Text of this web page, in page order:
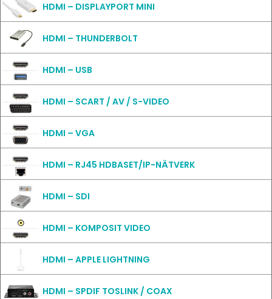
HDMI – DISPLAYPORT MINI
HDMI – THUNDERBOLT
HDMI – USB
HDMI – SCART / AV / S-VIDEO
HDMI – VGA
HDMI – RJ45 HDBASET/IP-NÄTVERK
HDMI – SDI
HDMI – KOMPOSIT VIDEO
HDMI – APPLE LIGHTNING
HDMI – SPDIF TOSLINK / COAX